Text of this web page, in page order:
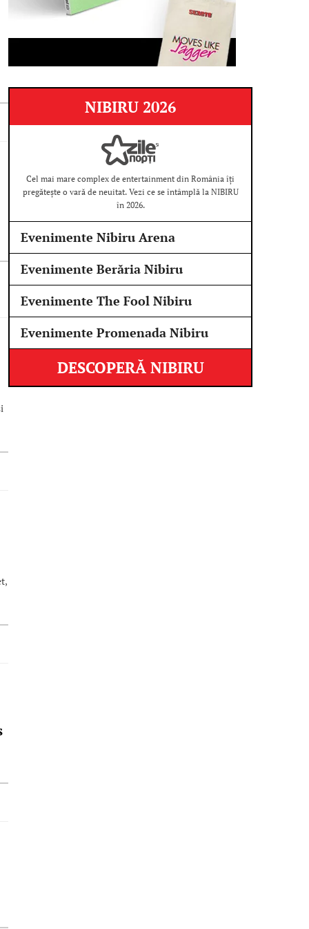
NIBIRU 2026
Cel mai mare complex de entertainment din România îți
pregătește o vară de neuitat. Vezi ce se întâmplă la NIBIRU
în 2026.
Evenimente Nibiru Arena
Evenimente Berăria Nibiru
Evenimente The Fool Nibiru
Evenimente Promenada Nibiru
DESCOPERĂ NIBIRU